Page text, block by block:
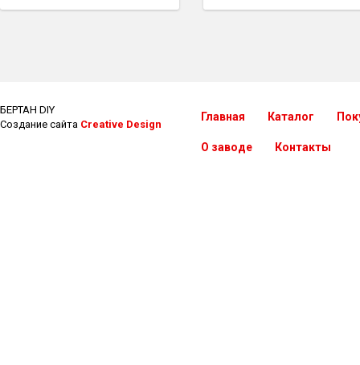
БЕРТАН DIY
Создание сайта Creative Design
Главная Каталог
О заводе Контакты